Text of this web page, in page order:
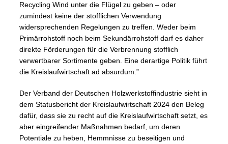
Recycling Wind unter die Flügel zu geben – oder
zumindest keine der stofflichen Verwendung
widersprechenden Regelungen zu treffen. Weder beim
Primärrohstoff noch beim Sekundärrohstoff darf es daher
direkte Förderungen für die Verbrennung stofflich
verwertbarer Sortimente geben. Eine derartige Politik führt
die Kreislaufwirtschaft ad absurdum.”
Der Verband der Deutschen Holzwerkstoffindustrie sieht in
dem Statusbericht der Kreislaufwirtschaft 2024 den Beleg
dafür, dass sie zu recht auf die Kreislaufwirtschaft setzt, es
aber eingreifender Maßnahmen bedarf, um deren
Potentiale zu heben, Hemmnisse zu beseitigen und